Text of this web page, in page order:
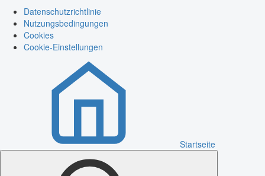
Datenschutzrichtlinie
Nutzungsbedingungen
Cookies
Cookie-Einstellungen
Startseite